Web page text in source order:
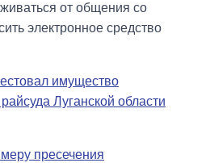
от общения со
электронное средство
имущество
Луганской области
пресечения